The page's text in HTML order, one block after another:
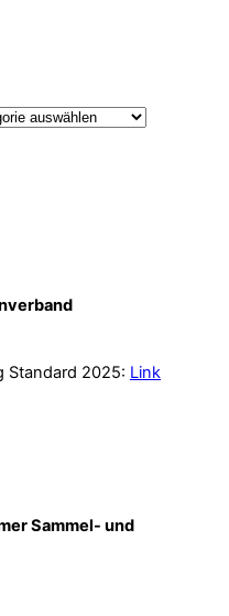
Standard 2025: Link
Sammel- und